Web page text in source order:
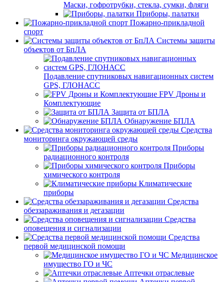
Маски, гофротрубки, стекла, сумки, фляги
Приборы, палатки
Пожарно-прикладной
спорт
Системы защиты
объектов от БпЛА
Подавление спутниковых навигационных систем
GPS, ГЛОНАСС
FPV Дроны и
Комплектующие
Защита от БПЛА
Обнаружение БПЛА
Средства
мониторинга окружающей среды
Приборы
радиационного контроля
Приборы
химического контроля
Климатические
приборы
Средства
обеззараживания и дегазации
Средства
оповещения и сигнализации
Средства
первой медицинской помощи
Медицинское
имущество ГО и ЧС
Аптечки отраслевые